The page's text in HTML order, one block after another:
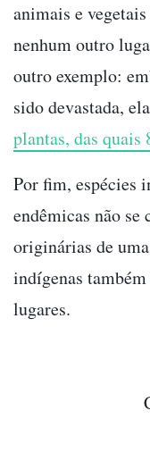
animais e
nenhum outro
outro exemplo:
sido devastada,
plantas, das quais
Por fim, espécies
endêmicas não se
originárias de
indígenas
lugares.